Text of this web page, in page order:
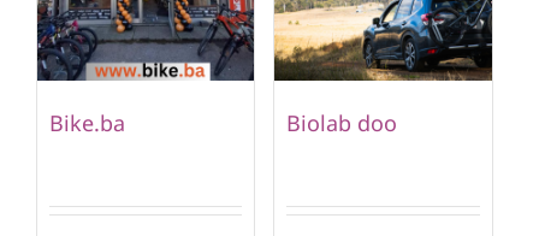
Bike.ba Biolab doo